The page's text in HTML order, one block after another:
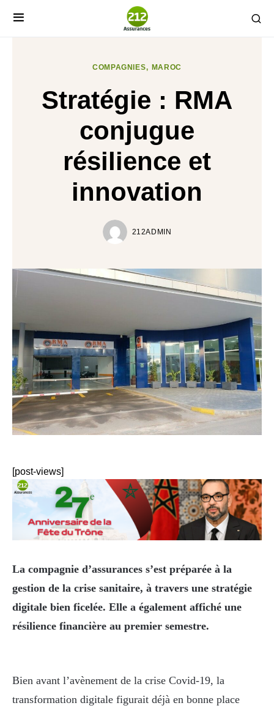
COMPAGNIES MAROC
Stratégie : RMA
conjugue
résilience et
innovation
212ADMIN
[post-views]
La compagnie d’assurances s’est préparée à la
gestion de la crise sanitaire, à travers une stratégie
digitale bien ficelée. Elle a également affiché une
résilience financière au premier semestre.
Bien avant l’avènement de la crise Covid-19, la
transformation digitale figurait déjà en bonne place